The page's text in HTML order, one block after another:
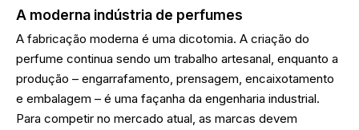
A moderna indústria de perfumes
A fabricação moderna é uma dicotomia. A criação do
perfume continua sendo um trabalho artesanal, enquanto a
produção – engarrafamento, prensagem, encaixotamento
e embalagem – é uma façanha da engenharia industrial.
Para competir no mercado atual, as marcas devem